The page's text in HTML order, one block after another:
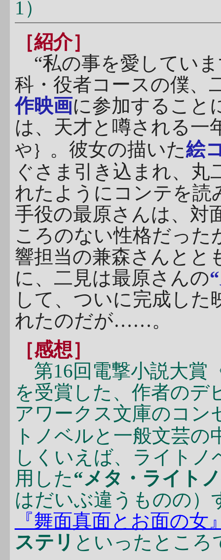
1）
［紹介］
“私の事を愛してい
科・役者コースの僕、
作映画に参加すること
は、天才と噂される一
や｝ 。彼女の描いた絵
ぐさま引き込まれ、
れたようにコンテを読
手役の最原さんは、対
ころのない性格だった
響担当の兼森さんとと
に、二見は最原さんの
して、ついに完成した
れたのだが……。
［感想］
第16回電撃小説大賞
を受賞した、作者のデ
アワークス文庫のコン
トノベルと一般文芸
しくいえば、ライト
用した“メタ・ライト
はだいぶ違うものの）
『舞面真面とお面の女
ステリ といったところ